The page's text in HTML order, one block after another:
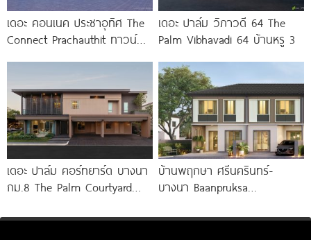
เดอะ คอนเนค ประชาอุทิศ The
Connect Prachauthit ทาวน์
ศักยภาพซอยสุขสวัสดิ์ 78 ราคา
เริ่ม
เดอะ ปาล์ม วิภาวดี 64 The
Palm Vibhavadi 64 บ้านหรู 3
เดอะ ปาล์ม คอร์ทยาร์ด บางนา
กม.8 The Palm Courtyard
บ้านพฤกษา ศรีนครินทร์-
บางนา Baanpruksa
และบ้านแฝด ใกล้ Mega บางนา